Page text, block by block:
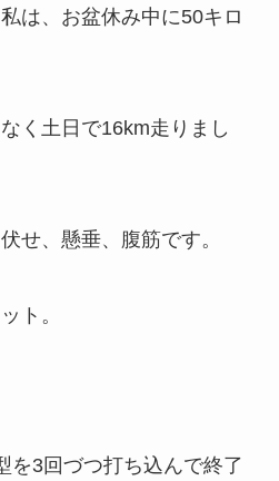
は、お盆休み中に50キロ
く土日で16km走りまし
せ、懸垂、腹筋です。
ト。
を3回づつ打ち込んで終了